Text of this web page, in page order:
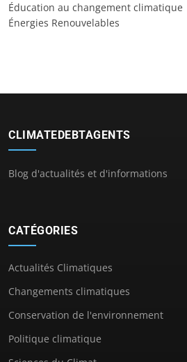
Éducation au changement climatique
Énergies Renouvelables
CLIMATEDEBTAGENTS
Blog d'actualités et d'informations
CATÉGORIES
Actualités Climatiques
Changements climatiques
Conservation de l'environnement
Politique climatique